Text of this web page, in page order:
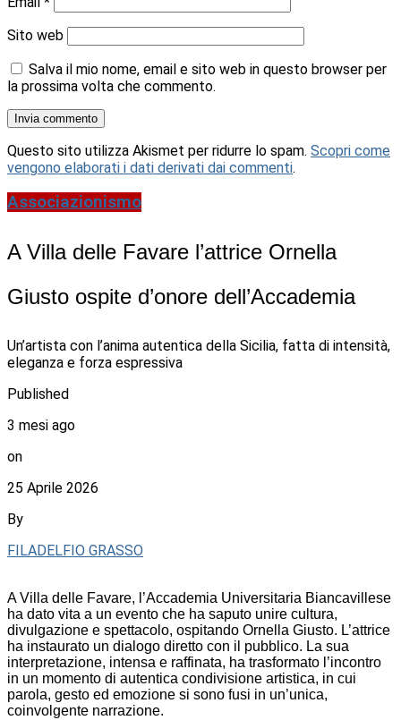
Sito web
Salva il mio nome, email e sito web in questo browser per
la prossima volta che commento.
Questo sito utilizza Akismet per ridurre lo spam. Scopri come
vengono elaborati i dati derivati dai commenti.
Associazionismo
A Villa delle Favare l’attrice Ornella
Giusto ospite d’onore dell’Accademia
Un’artista con l’anima autentica della Sicilia, fatta di intensità,
eleganza e forza espressiva
Published
3 mesi ago
on
25 Aprile 2026
By
FILADELFIO GRASSO
A Villa delle Favare, l’Accademia Universitaria Biancavillese
ha dato vita a un evento che ha saputo unire cultura,
divulgazione e spettacolo, ospitando Ornella Giusto. L’attrice
ha instaurato un dialogo diretto con il pubblico. La sua
interpretazione, intensa e raffinata, ha trasformato l’incontro
in un momento di autentica condivisione artistica, in cui
parola, gesto ed emozione si sono fusi in un’unica,
coinvolgente narrazione.